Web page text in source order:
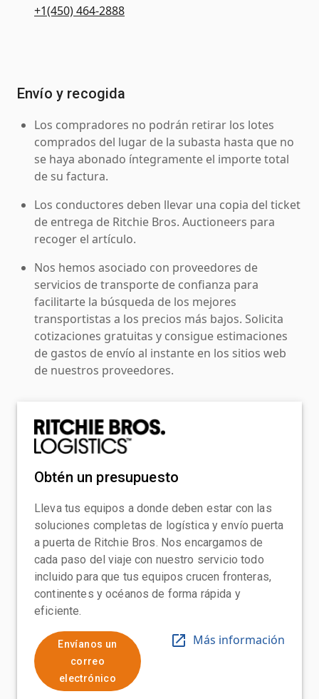
+1(450) 464-2888
Envío y recogida
Los compradores no podrán retirar los lotes
comprados del lugar de la subasta hasta que no
se haya abonado íntegramente el importe total
de su factura.
Los conductores deben llevar una copia del ticket
de entrega de Ritchie Bros. Auctioneers para
recoger el artículo.
Nos hemos asociado con proveedores de
servicios de transporte de confianza para
facilitarte la búsqueda de los mejores
transportistas a los precios más bajos. Solicita
cotizaciones gratuitas y consigue estimaciones
de gastos de envío al instante en los sitios web
de nuestros proveedores.
Obtén un presupuesto
Lleva tus equipos a donde deben estar con las
soluciones completas de logística y envío puerta
a puerta de Ritchie Bros. Nos encargamos de
cada paso del viaje con nuestro servicio todo
incluido para que tus equipos crucen fronteras,
continentes y océanos de forma rápida y
eficiente.
Envíanos un
correo
electrónico
Más información